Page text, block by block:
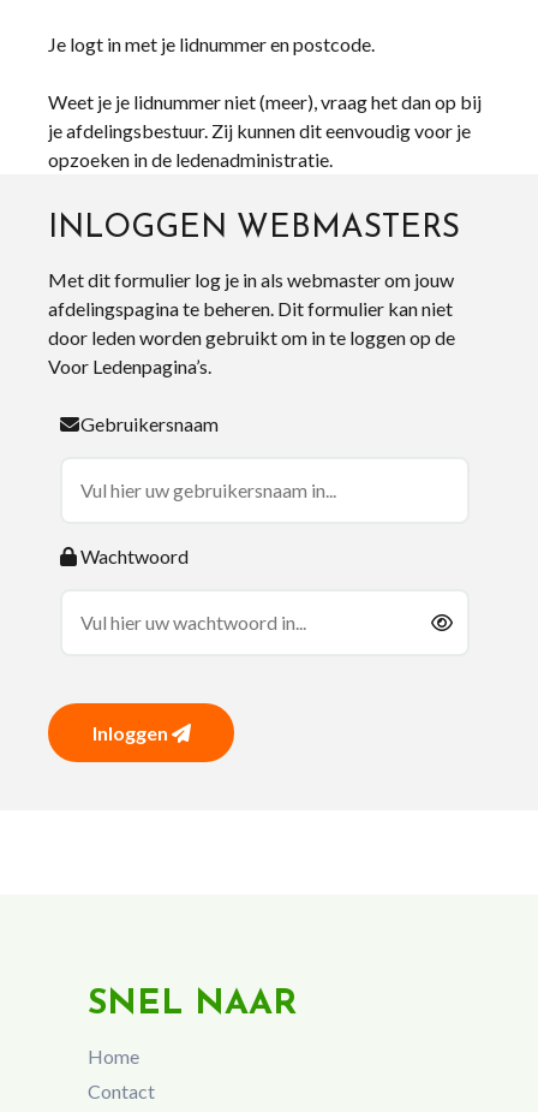
Je logt in met je lidnummer en postcode.
Weet je je lidnummer niet (meer), vraag het dan op bij
je afdelingsbestuur. Zij kunnen dit eenvoudig voor je
opzoeken in de ledenadministratie.
INLOGGEN WEBMASTERS
Met dit formulier log je in als webmaster om jouw
afdelingspagina te beheren. Dit formulier kan niet
door leden worden gebruikt om in te loggen op de
Voor Ledenpagina’s.
Gebruikersnaam
Wachtwoord
Inloggen
SNEL NAAR
Home
Contact